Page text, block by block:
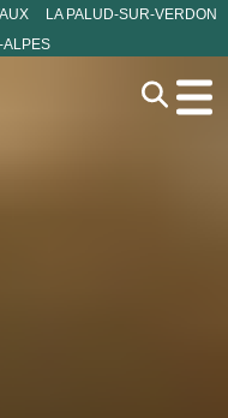
LA PALUD-SUR-VERDON
ALPES